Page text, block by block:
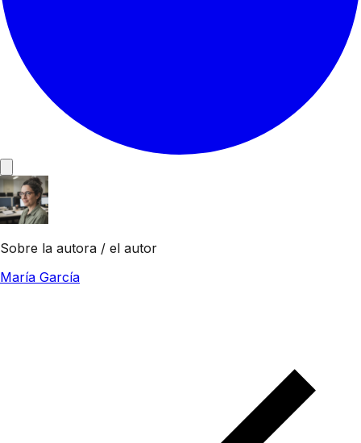
Sobre la autora / el autor
María García